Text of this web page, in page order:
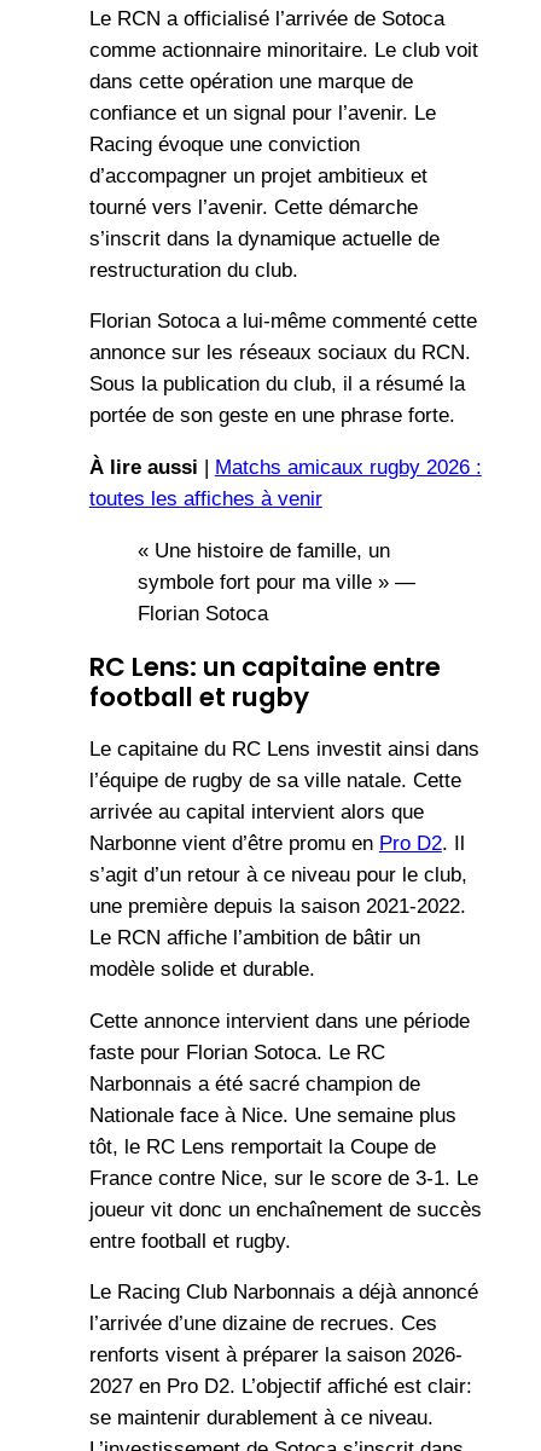
Le RCN a officialisé l’arrivée de Sotoca
comme actionnaire minoritaire. Le club voit
dans cette opération une marque de
confiance et un signal pour l’avenir. Le
Racing évoque une conviction
d’accompagner un projet ambitieux et
tourné vers l’avenir. Cette démarche
s’inscrit dans la dynamique actuelle de
restructuration du club.
Florian Sotoca a lui-même commenté cette
annonce sur les réseaux sociaux du RCN.
Sous la publication du club, il a résumé la
portée de son geste en une phrase forte.
À lire aussi | Matchs amicaux rugby 2026 :
toutes les affiches à venir
« Une histoire de famille, un
symbole fort pour ma ville » —
Florian Sotoca
RC Lens: un capitaine entre
football et rugby
Le capitaine du RC Lens investit ainsi dans
l’équipe de rugby de sa ville natale. Cette
arrivée au capital intervient alors que
Narbonne vient d’être promu en Pro D2. Il
s’agit d’un retour à ce niveau pour le club,
une première depuis la saison 2021-2022.
Le RCN affiche l’ambition de bâtir un
modèle solide et durable.
Cette annonce intervient dans une période
faste pour Florian Sotoca. Le RC
Narbonnais a été sacré champion de
Nationale face à Nice. Une semaine plus
tôt, le RC Lens remportait la Coupe de
France contre Nice, sur le score de 3-1. Le
joueur vit donc un enchaînement de succès
entre football et rugby.
Le Racing Club Narbonnais a déjà annoncé
l’arrivée d’une dizaine de recrues. Ces
renforts visent à préparer la saison 2026-
2027 en Pro D2. L’objectif affiché est clair:
se maintenir durablement à ce niveau.